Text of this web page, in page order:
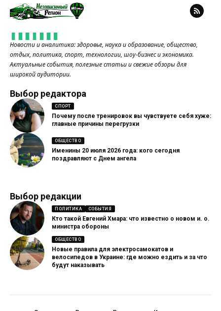
Новости и аналитика: здоровье, наука и образование, общество,
отдых, политика, спорт, технологии, шоу-бизнес и экономика.
Актуальные события, полезные статьи и свежие обзоры для
широкой аудитории.
Выбор редактора
СПОРТ
Почему после тренировок вы чувствуете себя хуже:
главные причины перегрузки
ОБЩЕСТВО
Именины 20 июля 2026 года: кого сегодня
поздравляют с Днем ангела
Выбор редакции
ПОЛИТИКА СОБЫТИЯ
Кто такой Евгений Хмара: что известно о новом и. о.
министра обороны
ОБЩЕСТВО
Новые правила для электросамокатов и
велосипедов в Украине: где можно ездить и за что
будут наказывать